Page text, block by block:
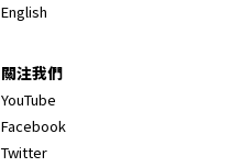
English
關注我們
YouTube
Facebook
Twitter